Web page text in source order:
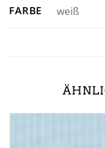
FARBE weiß